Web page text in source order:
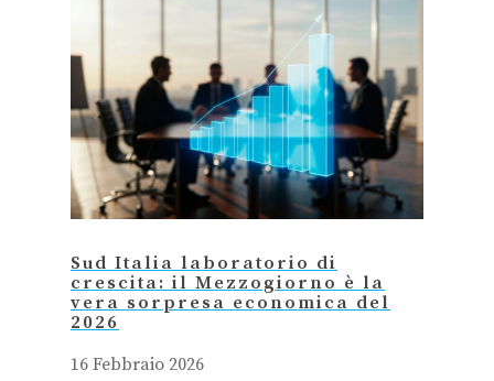
Sud Italia laboratorio di
crescita: il Mezzogiorno è la
vera sorpresa economica del
2026
16 Febbraio 2026